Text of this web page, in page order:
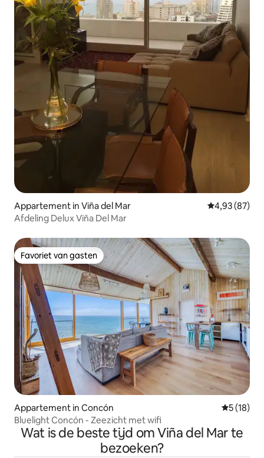
Appartement in Viña del Mar Gemiddelde
4,93 (87)
Afdeling Delux Viña Del Mar
Favoriet van gasten
Favoriet van gasten
Appartement in Concón
5 (18)
Bluelight Concón - Zeezicht met wifi
Wat is de beste tijd om Viña del Mar te
bezoeken?